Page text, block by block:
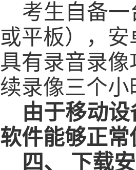
考生自备
或平板）， 安
具有录音录
续录像三个
由于移动
软件能够正常
四、 下载